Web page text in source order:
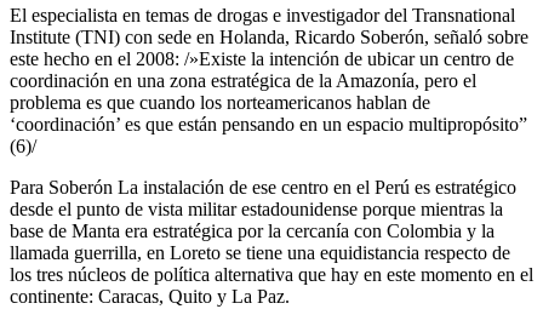
El especialista en temas de drogas e investigador del Transnational
Institute (TNI) con sede en Holanda, Ricardo Soberón, señaló sobre
este hecho en el 2008: /»Existe la intención de ubicar un centro de
coordinación en una zona estratégica de la Amazonía, pero el
problema es que cuando los norteamericanos hablan de
‘coordinación’ es que están pensando en un espacio multipropósito”
(6)/
Para Soberón La instalación de ese centro en el Perú es estratégico
desde el punto de vista militar estadounidense porque mientras la
base de Manta era estratégica por la cercanía con Colombia y la
llamada guerrilla, en Loreto se tiene una equidistancia respecto de
los tres núcleos de política alternativa que hay en este momento en el
continente: Caracas, Quito y La Paz.